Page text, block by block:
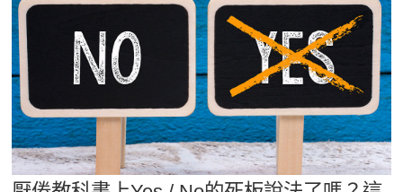
GEPT 全民英檢課程
英文聽力養成
旅遊英文
基礎字彙
主題課程
ECAM
Let's Talk
線上真人
日語
韓語
西班牙語
更多
一對一家教
英文能力測驗
學員故事
學員讚出來
校園贊助
企業服務
Recruiting